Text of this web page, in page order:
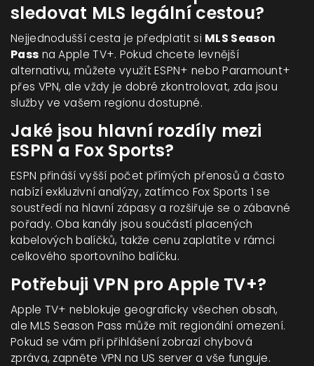
sledovat MLS legální cestou?
Nejjednodušší cesta je předplatit si MLS Season
Pass na Apple TV+. Pokud chcete levnější
alternativu, můžete využít ESPN+ nebo Paramount+
přes VPN, ale vždy je dobré zkontrolovat, zda jsou
služby ve vašem regionu dostupné.
Jaké jsou hlavní rozdíly mezi
ESPN a Fox Sports?
ESPN přináší vyšší počet přímých přenosů a často
nabízí exkluzivní analýzy, zatímco Fox Sports 1 se
soustředí na hlavní zápasy a rozšiřuje se o zábavné
pořady. Oba kanály jsou součástí placených
kabelových balíčků, takže cenu zaplatíte v rámci
celkového sportovního balíčku.
Potřebuji VPN pro Apple TV+?
Apple TV+ neblokuje geograficky všechen obsah,
ale MLS Season Pass může mít regionální omezení.
Pokud se vám při přihlášení zobrazí chybová
zpráva, zapněte VPN na US server a vše funguje.